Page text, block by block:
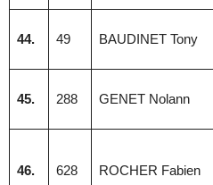
44. 49 BAUDINET Tony
45. 288 GENET Nolann
46. 628 ROCHER Fabien